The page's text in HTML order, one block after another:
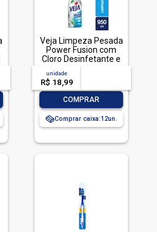
Veja Limpeza Pesada
Power Fusion com
Cloro Desinfetante e
Limpador 950mL
unidade
R$ 18,99
COMPRAR
Comprar caixa:12